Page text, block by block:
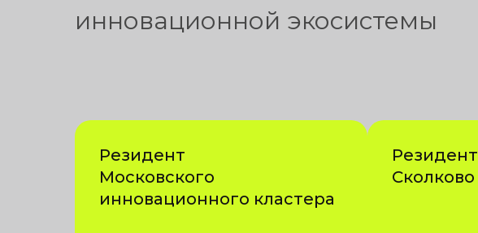
инновационной экосистемы
Резидент
Московского
инновационного кластера
Резидент
Сколково